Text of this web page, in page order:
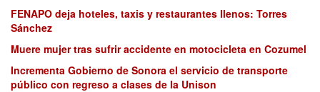
FENAPO deja hoteles, taxis y restaurantes llenos: Torres
Sánchez
Muere mujer tras sufrir accidente en motocicleta en Cozumel
Incrementa Gobierno de Sonora el servicio de transporte
público con regreso a clases de la Unison